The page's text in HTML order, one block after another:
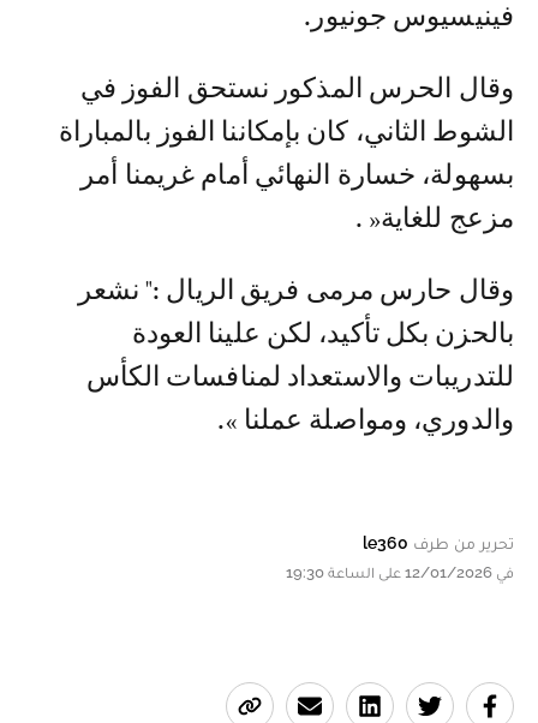
فينيسيوس جونيور.
وقال الحرس المذكور نستحق الفوز في
الشوط الثاني، كان بإمكاننا الفوز بالمباراة
بسهولة، خسارة النهائي أمام غريمنا أمر
مزعج للغاية« .
وقال حارس مرمى فريق الريال :" نشعر
بالحزن بكل تأكيد، لكن علينا العودة
للتدريبات والاستعداد لمنافسات الكأس
والدوري، ومواصلة عملنا ».
تحرير من طرف le360
في 12/01/2026 على الساعة 19:30